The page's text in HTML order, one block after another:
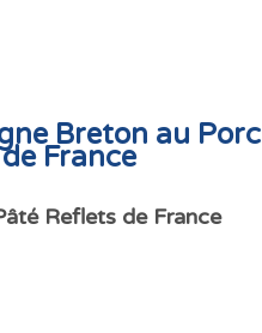
Breton au Porc
France
Reflets de France